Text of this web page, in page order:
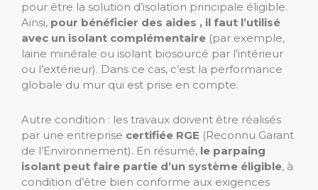
pour être la solution d’isolation principale éligible.
Ainsi, pour bénéficier des aides , il faut l’utilisé
avec un isolant complémentaire (par exemple,
laine minérale ou isolant biosourcé par l’intérieur
ou l’extérieur). Dans ce cas, c’est la performance
globale du mur qui est prise en compte.
Autre condition : les travaux doivent être réalisés
par une entreprise certifiée RGE (Reconnu Garant
de l’Environnement). En résumé, le parpaing
isolant peut faire partie d’un système éligible, à
condition d’être bien conforme aux exigences